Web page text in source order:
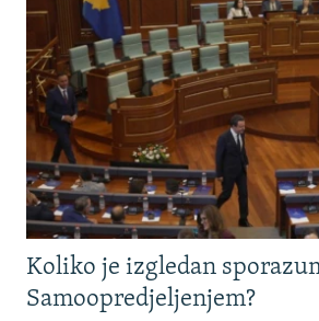
MOJA EVROPA
TRI DECENIJE OD RATA U BIH
SVE KARTE DEJTONA
NASTANAK I RASPAD JUGOSLAVIJE
Koliko je izgledan
Samoopredjeljenjem?